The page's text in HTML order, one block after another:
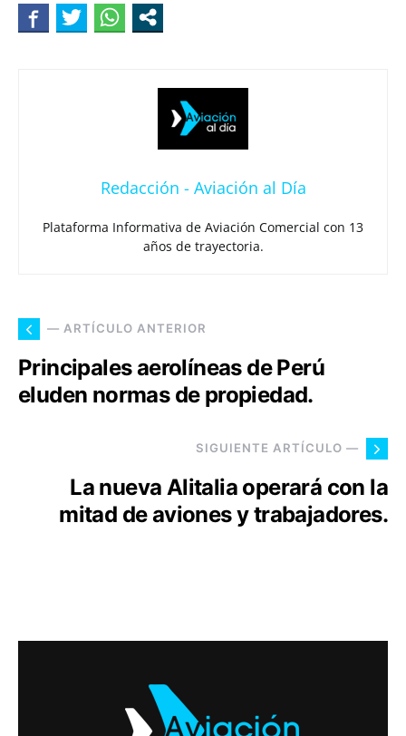
Redacción - Aviación al Día
Plataforma Informativa de Aviación Comercial con 13
años de trayectoria.
— ARTÍCULO ANTERIOR
Principales aerolíneas de Perú
eluden normas de propiedad.
SIGUIENTE ARTÍCULO —
La nueva Alitalia operará con la
mitad de aviones y trabajadores.